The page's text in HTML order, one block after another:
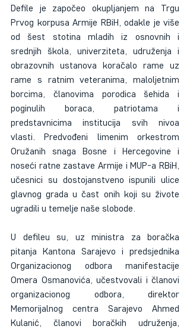
Defile je započeo okupljanjem na Trgu
Prvog korpusa Armije RBiH, odakle je više
od šest stotina mladih iz osnovnih i
srednjih škola, univerziteta, udruženja i
obrazovnih ustanova koračalo rame uz
rame s ratnim veteranima, maloljetnim
borcima, članovima porodica šehida i
poginulih boraca, patriotama i
predstavnicima institucija svih nivoa
vlasti. Predvođeni limenim orkestrom
Oružanih snaga Bosne i Hercegovine i
noseći ratne zastave Armije i MUP-a RBiH,
učesnici su dostojanstveno ispunili ulice
glavnog grada u čast onih koji su živote
ugradili u temelje naše slobode.
U defileu su, uz ministra za boračka
pitanja Kantona Sarajevo i predsjednika
Organizacionog odbora manifestacije
Omera Osmanovića, učestvovali i članovi
organizacionog odbora, direktor
Memorijalnog centra Sarajevo Ahmed
Kulanić, članovi boračkih udruženja,